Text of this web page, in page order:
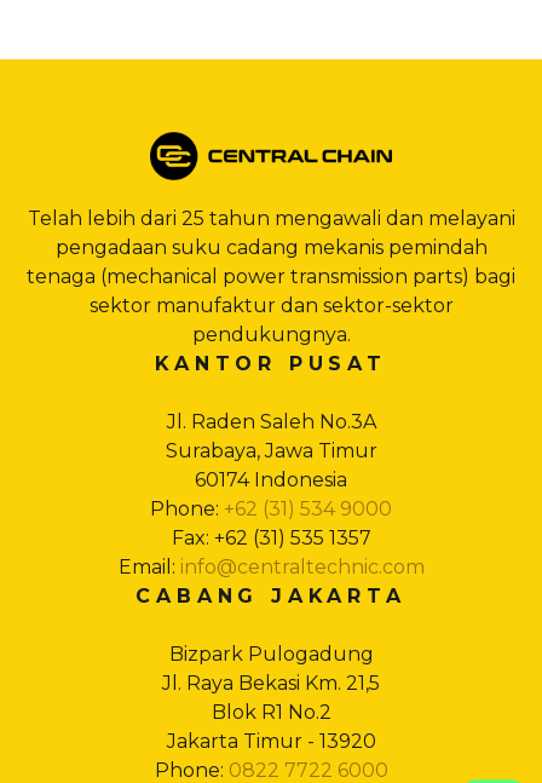
Telah lebih dari 25 tahun mengawali dan melayani
pengadaan suku cadang mekanis pemindah
tenaga (mechanical power transmission parts) bagi
sektor manufaktur dan sektor-sektor
pendukungnya.
KANTOR PUSAT
Jl. Raden Saleh No.3A
Surabaya, Jawa Timur
60174 Indonesia
Phone: +62 (31) 534 9000
Fax: +62 (31) 535 1357
Email: info@centraltechnic.com
CABANG JAKARTA
Bizpark Pulogadung
Jl. Raya Bekasi Km. 21,5
Blok R1 No.2
Jakarta Timur - 13920
Phone: 0822 7722 6000